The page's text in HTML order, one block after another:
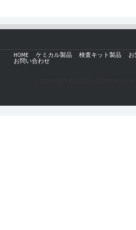
HOME ケミカル製品 検査キット製品
お問い合わせ